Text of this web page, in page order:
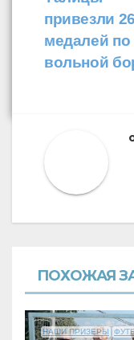
по
привезли 26
медалей по
вольной
ПОХОЖАЯ
НАШИ ПРИЗЕРЫ